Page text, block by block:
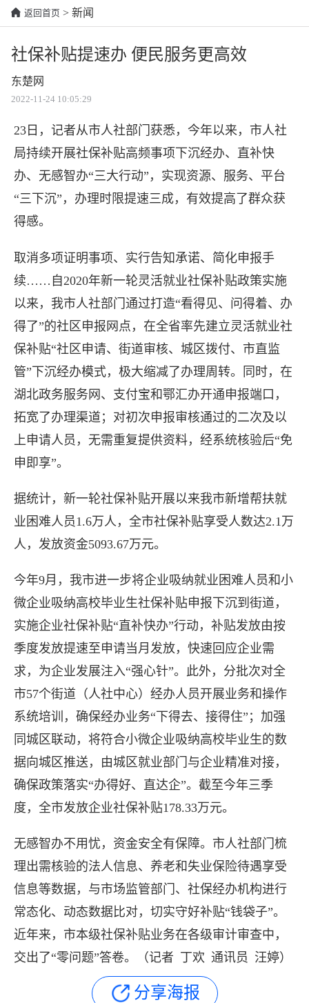
返回首页 > 新闻
社保补贴提速办 便民服务更高效
东楚网
2022-11-24 10:05:29
23日，记者从市人社部门获悉，今年以来，市人社
局持续开展社保补贴高频事项下沉经办、直补快
办、无感智办“三大行动”，实现资源、服务、平台
“三下沉”，办理时限提速三成，有效提高了群众获
得感。
取消多项证明事项、实行告知承诺、简化申报手
续……自2020年新一轮灵活就业社保补贴政策实施
以来，我市人社部门通过打造“看得见、问得着、办
得了”的社区申报网点，在全省率先建立灵活就业社
保补贴“社区申请、街道审核、城区拨付、市直监
管”下沉经办模式，极大缩减了办理周转。同时，在
湖北政务服务网、支付宝和鄂汇办开通申报端口，
拓宽了办理渠道；对初次申报审核通过的二次及以
上申请人员，无需重复提供资料，经系统核验后“免
申即享”。
据统计，新一轮社保补贴开展以来我市新增帮扶就
业困难人员1.6万人，全市社保补贴享受人数达2.1万
人，发放资金5093.67万元。
今年9月，我市进一步将企业吸纳就业困难人员和小
微企业吸纳高校毕业生社保补贴申报下沉到街道，
实施企业社保补贴“直补快办”行动，补贴发放由按
季度发放提速至申请当月发放，快速回应企业需
求，为企业发展注入“强心针”。此外，分批次对全
市57个街道（人社中心）经办人员开展业务和操作
系统培训，确保经办业务“下得去、接得住”；加强
同城区联动，将符合小微企业吸纳高校毕业生的数
据向城区推送，由城区就业部门与企业精准对接，
确保政策落实“办得好、直达企”。截至今年三季
度，全市发放企业社保补贴178.33万元。
无感智办不用忧，资金安全有保障。市人社部门梳
理出需核验的法人信息、养老和失业保险待遇享受
信息等数据，与市场监管部门、社保经办机构进行
常态化、动态数据比对，切实守好补贴“钱袋子”。
近年来，市本级社保补贴业务在各级审计审查中，
交出了“零问题”答卷。（记者 丁欢 通讯员 汪婷）
分享海报
社保补贴提速办 便民服务
23日，记者从市人社部门获悉
大行动”，实现资源、服务、平
长按图片识别二维